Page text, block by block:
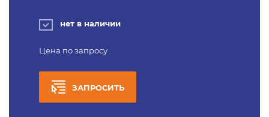
нет в наличии
Цена по запросу
ЗАПРОСИТЬ